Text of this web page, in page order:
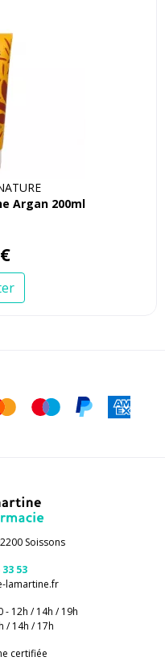
Argan 200ml
€
Soissons
33 53
lamartine.fr
- 12h / 14h / 19h
/ 14h / 17h
certifiée